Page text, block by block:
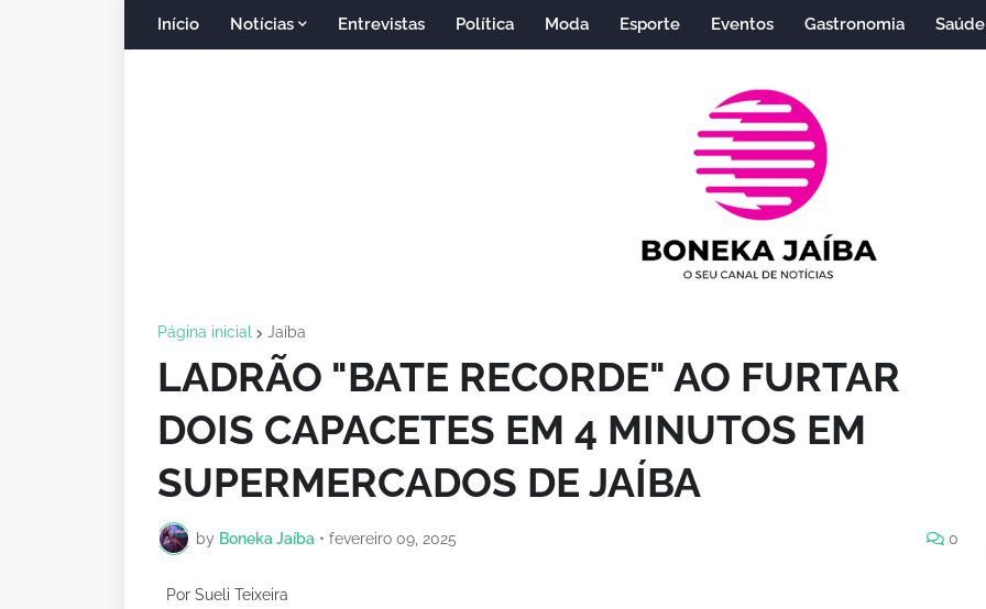
Início Notícias Entrevistas Política Moda Esporte Eventos Gastronomia Saúde
Página inicial Jaíba
LADRÃO "BATE RECORDE" AO FURTAR
DOIS CAPACETES EM 4 MINUTOS EM
SUPERMERCADOS DE JAÍBA
by Boneka Jaíba • fevereiro 09, 2025 0
Por Sueli Teixeira